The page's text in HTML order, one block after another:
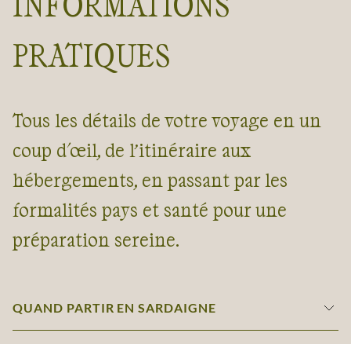
PRATIQUES
Tous les détails de votre voyage en un
coup d'œil, de l’itinéraire aux
hébergements, en passant par les
formalités pays et santé pour une
préparation sereine.
QUAND PARTIR EN SARDAIGNE